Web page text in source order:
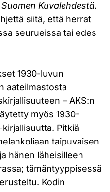
Suomen Kuvalehdestä.
siitä, että herrat
seurueissa tai edes
1930-luvun
aateilmastosta
– AKS:n
myös 1930-
Pitkiä
taipuvaisen
hänen läheisilleen
tämäntyyppisessä
Kodin